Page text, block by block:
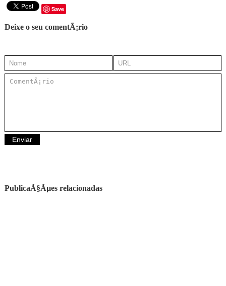
Save
Deixe o seu comentÃ¡rio
PublicaÃ§Ãµes relacionadas